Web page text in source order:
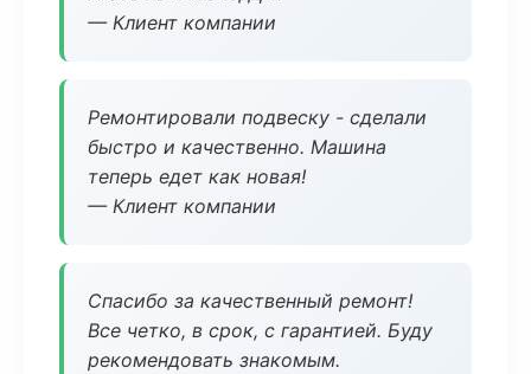
— Клиент компании
Ремонтировали подвеску - сделали
быстро и качественно. Машина
теперь едет как новая!
— Клиент компании
Спасибо за качественный ремонт!
Все четко, в срок, с гарантией. Буду
рекомендовать знакомым.